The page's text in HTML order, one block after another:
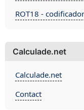
ROT18 -
Calculade.net
Calculade.net
Contact